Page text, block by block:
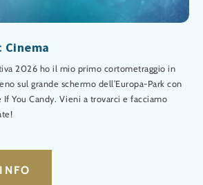
Cinema
2026 ho il mio primo cortometraggio in
sul grande schermo dell’Europa-Park con
If You Candy. Vieni a trovarci e facciamo